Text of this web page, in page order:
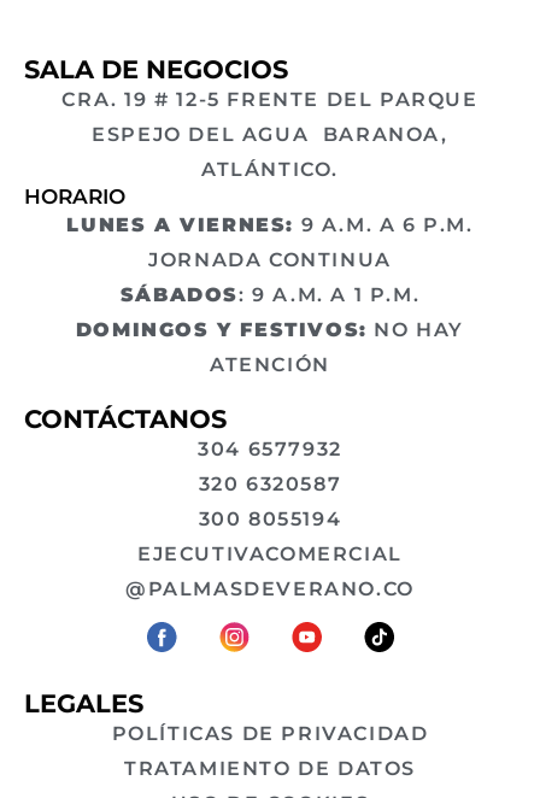
SALA DE NEGOCIOS
CRA. 19 # 12-5 FRENTE DEL PARQUE
ESPEJO DEL AGUA BARANOA,
ATLÁNTICO.
HORARIO
LUNES A VIERNES: 9 A.M. A 6 P.M.
JORNADA CONTINUA
SÁBADOS: 9 A.M. A 1 P.M.
DOMINGOS Y FESTIVOS: NO HAY
ATENCIÓN
CONTÁCTANOS
304 6577932
320 6320587
300 8055194
EJECUTIVACOMERCIAL
@PALMASDEVERANO.CO
LEGALES
POLÍTICAS DE PRIVACIDAD
TRATAMIENTO DE DATOS